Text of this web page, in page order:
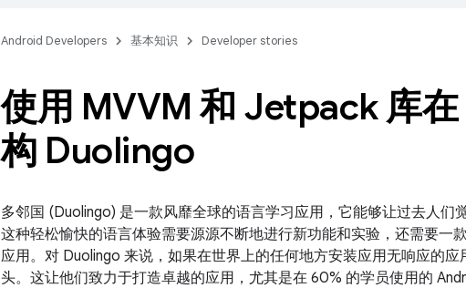
Android Developers 基本知识 Developer stories
使用 MVVM 和 Jetpack 库
构 Duolingo
多邻国 (Duolingo) 是一款风靡全球的语言学习应用，它能够让过去人们
这种轻松愉快的语言体验需要源源不断地进行新功能和实验，还需要一
应用。对 Duolingo 来说，如果在世界上的任何地方安装应用无响应的
头。这让他们致力于打造卓越的应用，尤其是在 60% 的学员使用的